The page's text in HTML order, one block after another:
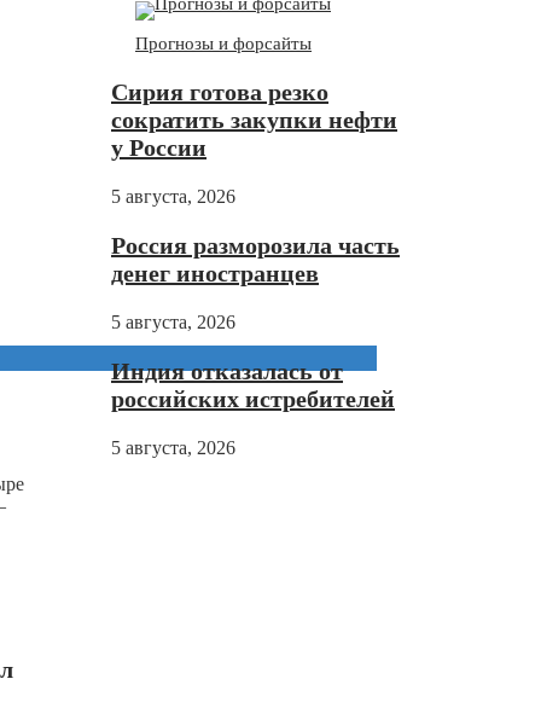
Прогнозы и форсайты
Сирия готова резко
сократить закупки нефти
у России
5 августа, 2026
Россия разморозила часть
денег иностранцев
5 августа, 2026
Индия отказалась от
российских истребителей
5 августа, 2026